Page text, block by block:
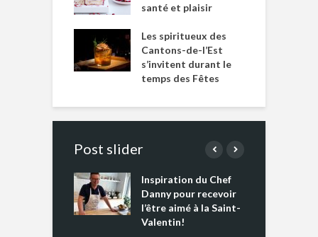
santé et plaisir
Les spiritueux des
Cantons-de-l’Est
s’invitent durant le
temps des Fêtes
Post slider
Inspiration du Chef
Danny pour recevoir
l’être aimé à la Saint-
Valentin!